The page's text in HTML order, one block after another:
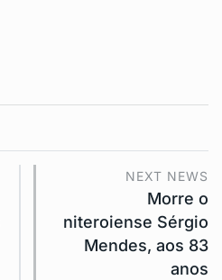
NEXT NEWS
Morre o
niteroiense Sérgio
Mendes, aos 83
anos